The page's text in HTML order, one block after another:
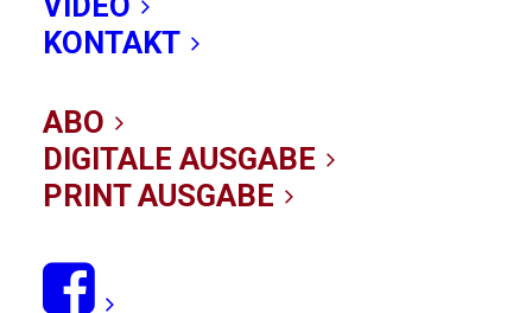
KONTAKT
ABO
DIGITALE AUSGABE
PRINT AUSGABE